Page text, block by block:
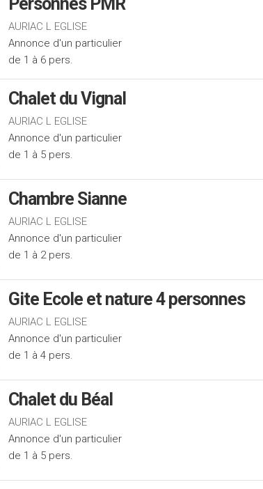
AURIAC L EGLISE
Annonce d'un particulier
de 1 à 6 pers.
Chalet du Vignal
AURIAC L EGLISE
Annonce d'un particulier
de 1 à 5 pers.
Chambre Sianne
AURIAC L EGLISE
Annonce d'un particulier
de 1 à 2 pers.
Gite Ecole et nature 4 personnes
AURIAC L EGLISE
Annonce d'un particulier
de 1 à 4 pers.
Chalet du Béal
AURIAC L EGLISE
Annonce d'un particulier
de 1 à 5 pers.